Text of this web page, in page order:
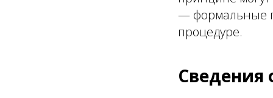
— формальные
процедуре.
Сведения